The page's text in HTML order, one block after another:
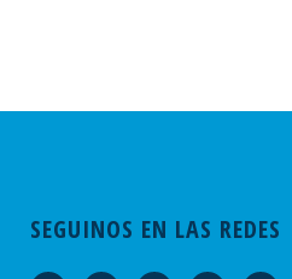
SEGUINOS EN LAS REDES